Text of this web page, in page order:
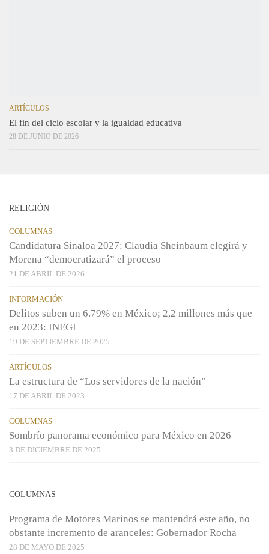
ARTÍCULOS
El fin del ciclo escolar y la igualdad educativa
28 DE JUNIO DE 2026
RELIGIÓN
COLUMNAS
Candidatura Sinaloa 2027: Claudia Sheinbaum elegirá y
Morena “democratizará” el proceso
21 DE ABRIL DE 2026
INFORMACIÓN
Delitos suben un 6.79% en México; 2,2 millones más que
en 2023: INEGI
19 DE SEPTIEMBRE DE 2025
ARTÍCULOS
La estructura de “Los servidores de la nación”
17 DE ABRIL DE 2023
COLUMNAS
Sombrío panorama económico para México en 2026
3 DE DICIEMBRE DE 2025
COLUMNAS
Programa de Motores Marinos se mantendrá este año, no
obstante incremento de aranceles: Gobernador Rocha
28 DE MAYO DE 2025